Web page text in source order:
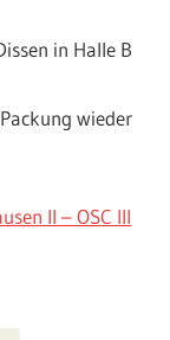
in Halle B
wieder
II – OSC III